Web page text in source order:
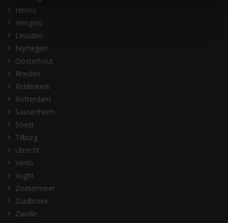
Heiloo
Hengelo
Leusden
Nijmegen
Oosterhout
Rheden
Ridderkerk
Rotterdam
Sassenheim
Soest
Tilburg
Utrecht
Venlo
Vught
Zoetermeer
Zuidbroek
Zwolle